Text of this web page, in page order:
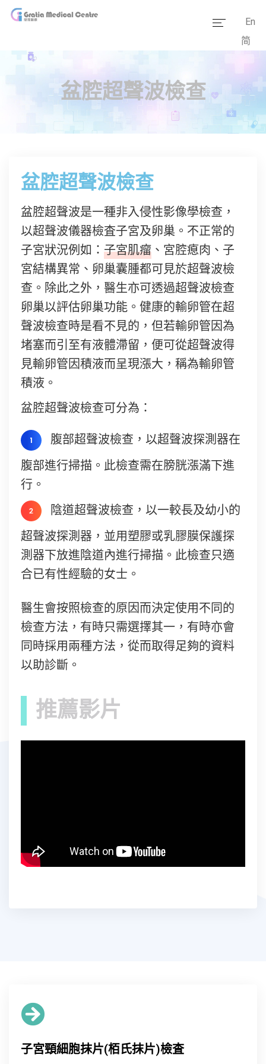
服務範疇
傳媒報道
醫療設備
En
简
盆腔超聲波檢查
盆腔超聲波檢查
盆腔超聲波是一種非入侵性影像學檢查，
以超聲波儀器檢査子宮及卵巢。不正常的
子宮狀況例如： 子宮肌瘤 、宮腔瘜肉、子
宮結構異常、卵巢囊腫都可見於超聲波檢
查。除此之外，醫生亦可透過超聲波檢查
卵巢以評估卵巢功能。健康的輸卵管在超
聲波檢查時是看不見的，但若輸卵管因為
堵塞而引至有液體滯留，便可從超聲波得
見輸卵管因積液而呈現漲大，稱為輸卵管
積液。
盆腔超聲波檢查可分為：
腹部超聲波檢查，以超聲波探測器在
腹部進行掃描。此檢查需在膀胱漲滿下進
行。
陰道超聲波檢查，以一較長及幼小的
超聲波探測器，並用塑膠或乳膠膜保護探
測器下放進陰道內進行掃描。此檢查只適
合已有性經驗的女士。
醫生會按照檢查的原因而決定使用不同的
檢查方法，有時只需選擇其一，有時亦會
同時採用兩種方法，從而取得足夠的資料
以助診斷。
推薦影片
子宮頸細胞抹片(栢氏抹片)檢査